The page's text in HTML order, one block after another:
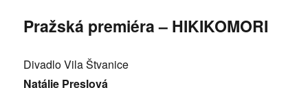
Pražská premiéra – HIKIKOMORI
Divadlo Vila Štvanice
Natálie Preslová